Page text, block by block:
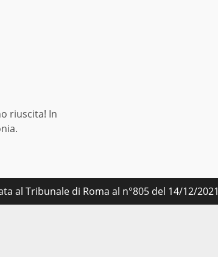
riuscita! In
al Tribunale di Roma al n°805 del 14/12/2021